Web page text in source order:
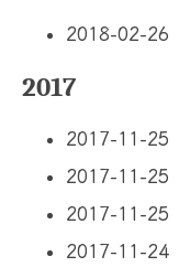
2018-02-26
2017
2017-11-25
2017-11-25
2017-11-25
2017-11-24